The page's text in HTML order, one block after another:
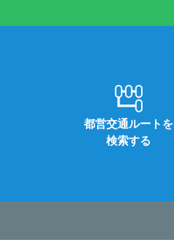
都営交通ルートを
検索する